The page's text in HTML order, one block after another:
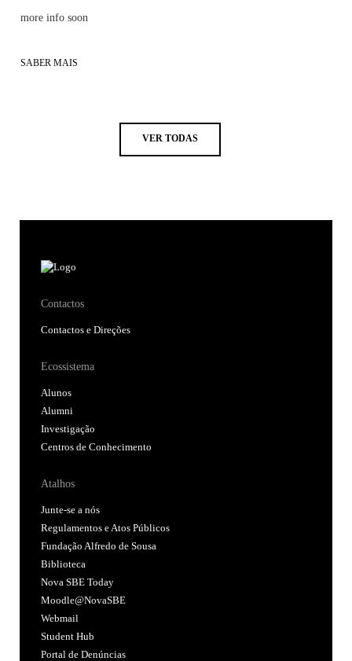
more info soon
SABER MAIS
VER TODAS
Contactos
Contactos e Direções
Ecossistema
Alunos
Alumni
Investigação
Centros de Conhecimento
Atalhos
Junte-se a nós
Regulamentos e Atos Públicos
Fundação Alfredo de Sousa
Biblioteca
Nova SBE Today
Moodle@NovaSBE
Webmail
Student Hub
Portal de Denúncias